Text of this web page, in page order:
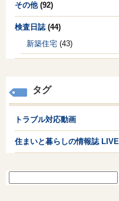
その他(92)
検査日誌 (44)
新築住宅 (43)
タグ
トラブル対応動画
住まいと暮らしの情報誌 LIVE